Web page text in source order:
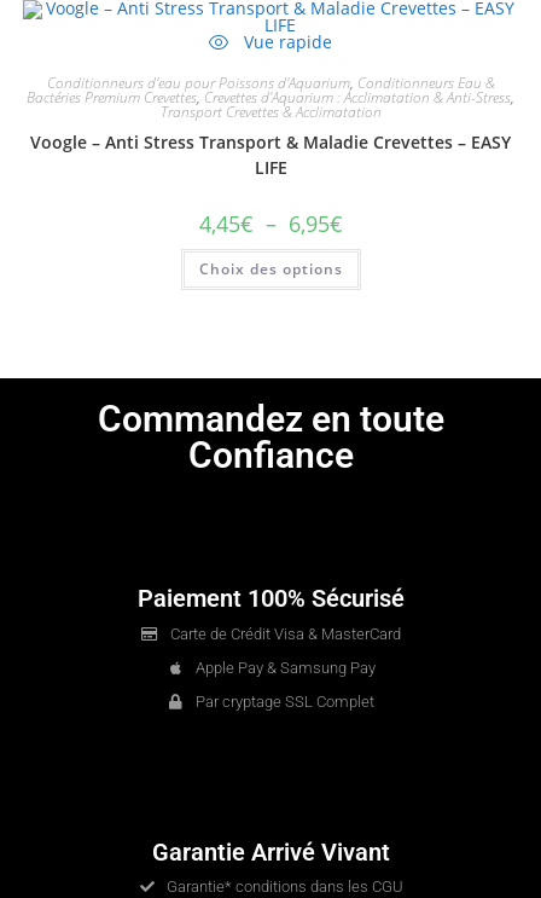
Vue rapide
Conditionneurs d'eau pour Poissons d'Aquarium, Conditionneurs Eau &
Bactéries Premium Crevettes, Crevettes d'Aquarium : Acclimatation & Anti-Stress,
Transport Crevettes & Acclimatation
Voogle – Anti Stress Transport & Maladie Crevettes – EASY
LIFE
4,45€ – 6,95€
Choix des options
Commandez en toute
Confiance
Paiement 100% Sécurisé
Carte de Crédit Visa & MasterCard
Apple Pay & Samsung Pay
Par cryptage SSL Complet
Garantie Arrivé Vivant
Garantie* conditions dans les CGU